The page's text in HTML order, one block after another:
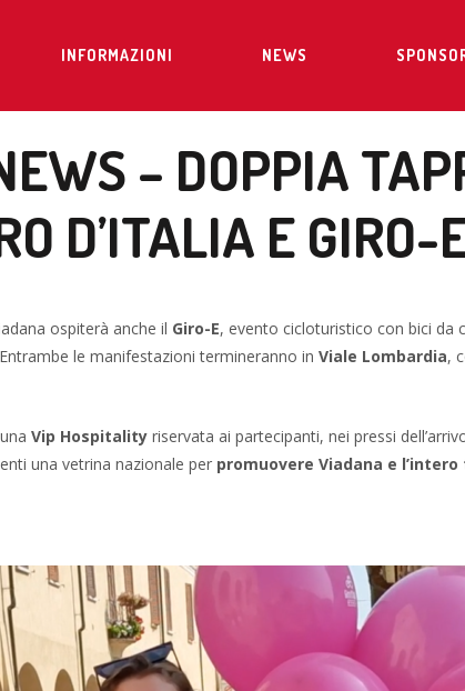
INFORMAZIONI NEWS
– DOPPIA
D’ITALIA E GIRO-
ospiterà anche il Giro-E, evento cicloturistico con bici da
le manifestazioni termineranno in Viale Lombardia,
Vip Hospitality riservata ai partecipanti, nei pressi
una vetrina nazionale per promuovere Viadana e